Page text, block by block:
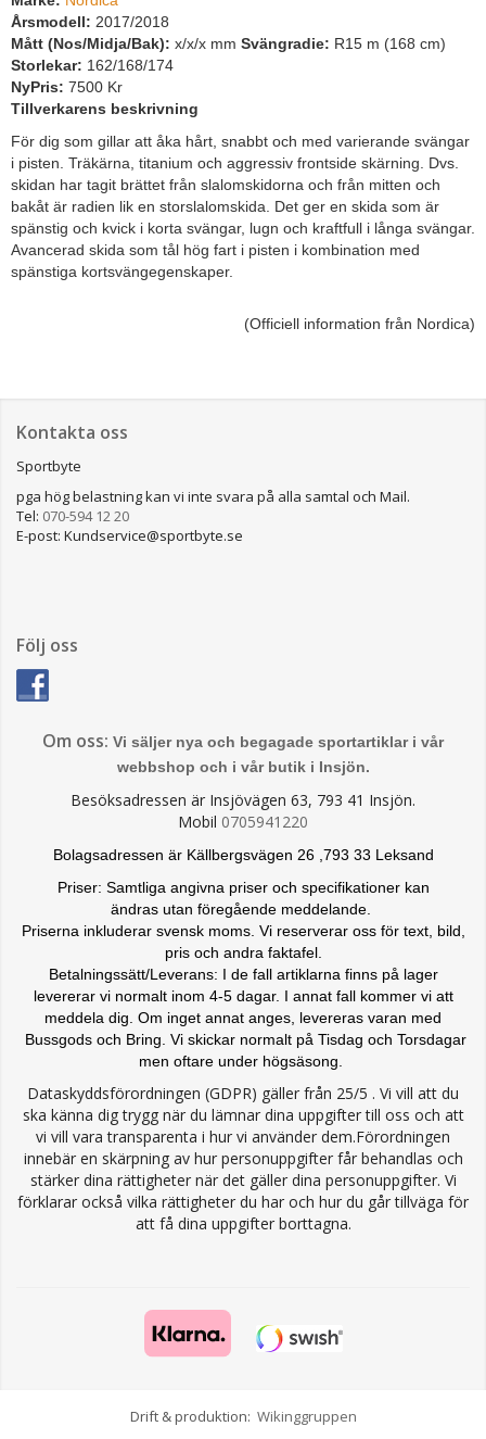
Årsmodell: 2017/2018
Mått (Nos/Midja/Bak): x/x/x mm Svängradie: R15 m (168 cm)
Storlekar: 162/168/174
NyPris: 7500 Kr
Tillverkarens beskrivning
För dig som gillar att åka hårt, snabbt och med varierande svängar
i pisten. Träkärna, titanium och aggressiv frontside skärning. Dvs.
skidan har tagit brättet från slalomskidorna och från mitten och
bakåt är radien lik en storslalomskida. Det ger en skida som är
spänstig och kvick i korta svängar, lugn och kraftfull i långa svängar.
Avancerad skida som tål hög fart i pisten i kombination med
spänstiga kortsvängegenskaper.
(Officiell information från Nordica)
Kontakta oss
Sportbyte
pga hög belastning kan vi inte svara på alla samtal och Mail.
Tel: 070-594 12 20
E-post: Kundservice@sportbyte.se
Följ oss
Om oss: Vi säljer nya och begagade sportartiklar i vår
webbshop och i vår butik i Insjön.
Besöksadressen är Insjövägen 63, 793 41 Insjön.
Mobil 0705941220
Bolagsadressen är Källbergsvägen 26 ,793 33 Leksand
Priser: Samtliga angivna priser och specifikationer kan
ändras utan föregående meddelande.
Priserna inkluderar svensk moms. Vi reserverar oss för text, bild,
pris och andra faktafel.
Betalningssätt/Leverans: I de fall artiklarna finns på lager
levererar vi normalt inom 4-5 dagar. I annat fall kommer vi att
meddela dig. Om inget annat anges, levereras varan med
Bussgods och Bring. Vi skickar normalt på Tisdag och Torsdagar
men oftare under högsäsong.
Dataskyddsförordningen (GDPR) gäller från 25/5 . Vi vill att du
ska känna dig trygg när du lämnar dina uppgifter till oss och att
vi vill vara transparenta i hur vi använder dem.Förordningen
innebär en skärpning av hur personuppgifter får behandlas och
stärker dina rättigheter när det gäller dina personuppgifter. Vi
förklarar också vilka rättigheter du har och hur du går tillväga för
att få dina uppgifter borttagna.
Drift & produktion: Wikinggruppen